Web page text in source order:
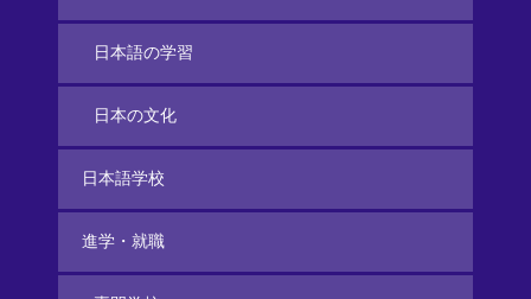
日本語の学習
日本の文化
日本語学校
進学・就職